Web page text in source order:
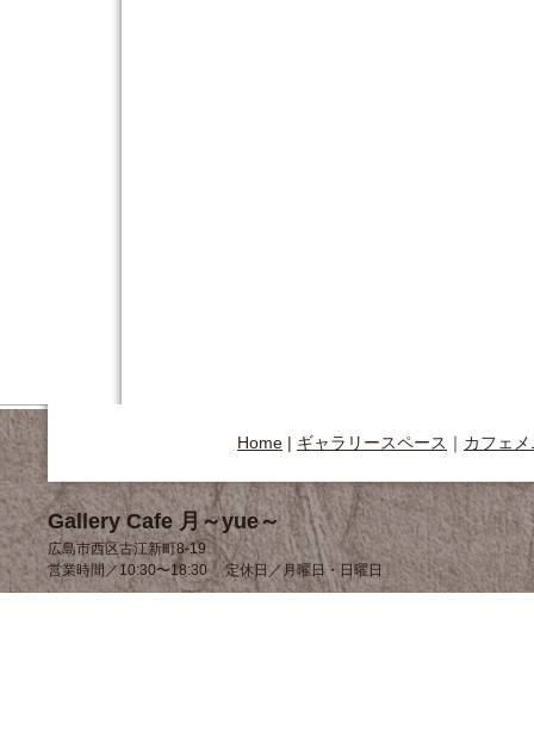
Home | ギャラリースペース ｜ カフェ
Gallery Cafe 月～yue～
広島市西区古江新町8-19
営業時間／10:30〜18:30 定休日／月曜日・日曜日